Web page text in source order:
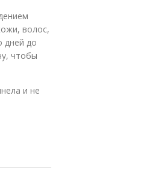
волос,
дней до
чтобы
и не